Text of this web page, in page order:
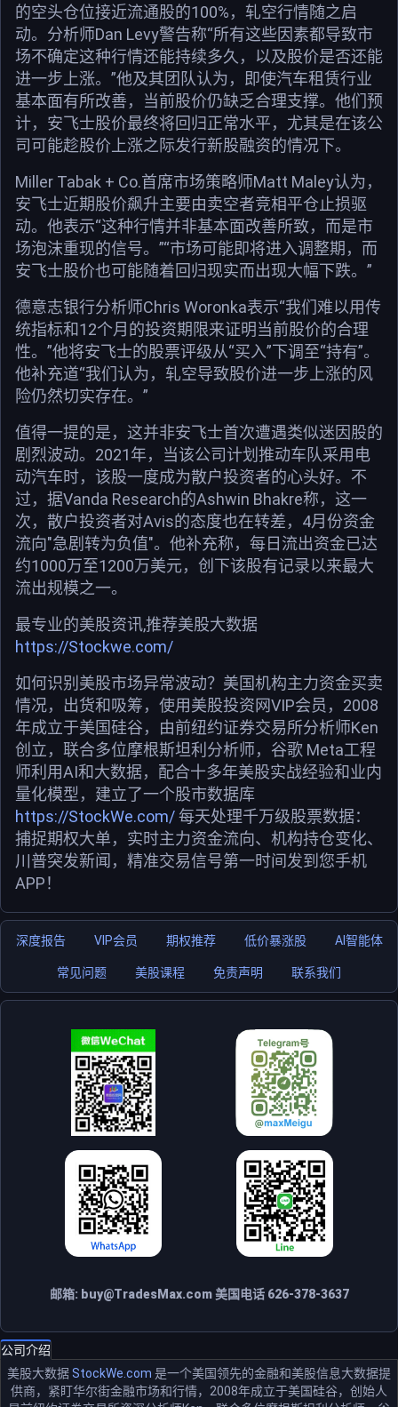
的空头仓位接近流通股的100%，轧空行情随之启
动。分析师Dan Levy警告称“所有这些因素都导致市
场不确定这种行情还能持续多久，以及股价是否还能
进一步上涨。”他及其团队认为，即使汽车租赁行业
基本面有所改善，当前股价仍缺乏合理支撑。他们预
计，安飞士股价最终将回归正常水平，尤其是在该公
司可能趁股价上涨之际发行新股融资的情况下。
Miller Tabak + Co.首席市场策略师Matt Maley认为，
安飞士近期股价飙升主要由卖空者竞相平仓止损驱
动。他表示“这种行情并非基本面改善所致，而是市
场泡沫重现的信号。”“市场可能即将进入调整期，而
安飞士股价也可能随着回归现实而出现大幅下跌。”
德意志银行分析师Chris Woronka表示“我们难以用传
统指标和12个月的投资期限来证明当前股价的合理
性。”他将安飞士的股票评级从“买入”下调至“持有”。
他补充道“我们认为，轧空导致股价进一步上涨的风
险仍然切实存在。”
值得一提的是，这并非安飞士首次遭遇类似迷因股的
剧烈波动。2021年，当该公司计划推动车队采用电
动汽车时，该股一度成为散户投资者的心头好。不
过，据Vanda Research的Ashwin Bhakre称，这一
次，散户投资者对Avis的态度也在转差，4月份资金
流向"急剧转为负值"。他补充称，每日流出资金已达
约1000万至1200万美元，创下该股有记录以来最大
流出规模之一。
最专业的美股资讯,推荐美股大数据
https://Stockwe.com/
如何识别美股市场异常波动？美国机构主力资金买卖
情况，出货和吸筹，使用美股投资网VIP会员，2008
年成立于美国硅谷，由前纽约证券交易所分析师Ken
创立，联合多位摩根斯坦利分析师，谷歌 Meta工程
师利用AI和大数据，配合十多年美股实战经验和业内
量化模型，建立了一个股市数据库
https://StockWe.com/每天处理千万级股票数据：
捕捉期权大单，实时主力资金流向、机构持仓变化、
川普突发新闻，精准交易信号第一时间发到您手机
APP！
深度报告 VIP会员 期权推荐 低价暴涨股 AI智能体
常见问题 美股课程 免责声明 联系我们
邮箱: buy@TradesMax.com美国电话 626-378-3637
公司介绍
美股大数据StockWe.com 是一个美国领先的金融和美股信息大数据提
供商，紧盯华尔街金融市场和行情，2008年成立于美国硅谷，创始人